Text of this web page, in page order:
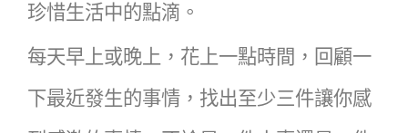
珍惜生活中的點滴。
每天早上或晚上，花上一點時間，回顧一
下最近發生的事情，找出至少三件讓你感